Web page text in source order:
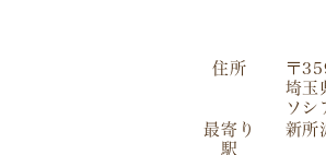
住所
〒
埼玉
ソシ
最寄り
駅
新